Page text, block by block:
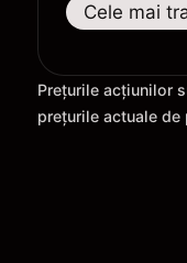
Cele mai
Prețurile acțiunilor
prețurile actuale de